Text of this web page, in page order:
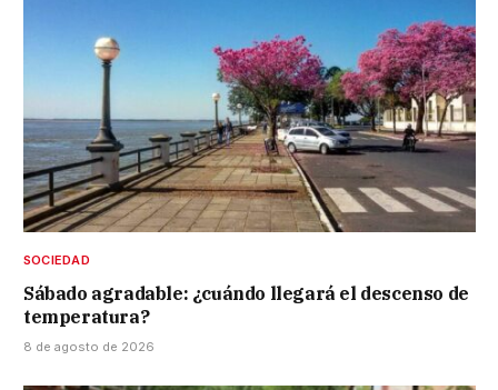
SOCIEDAD
Sábado agradable: ¿cuándo llegará el descenso de
temperatura?
8 de agosto de 2026